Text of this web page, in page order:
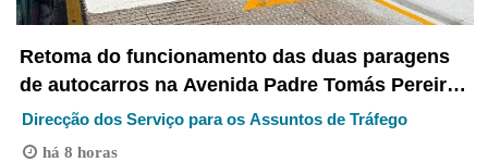
Retoma do funcionamento das duas paragens
de autocarros na Avenida Padre Tomás Pereira
a partir de amanhã (dia 8) Ajustamento de
localização da paragem “Universidade da
Direcção dos Serviço para os Assuntos de Tráfego
há 8 horas